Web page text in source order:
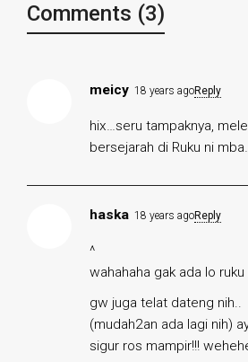
Comments (3)
meicy 18 years agoReply
hix…seru tampaknya,
bersejarah di Ruku ni
haska 18 years agoReply
^
wahahaha gak ada lo
gw juga telat dateng nih..
(mudah2an ada lagi nih)
sigur ros mampir!!!